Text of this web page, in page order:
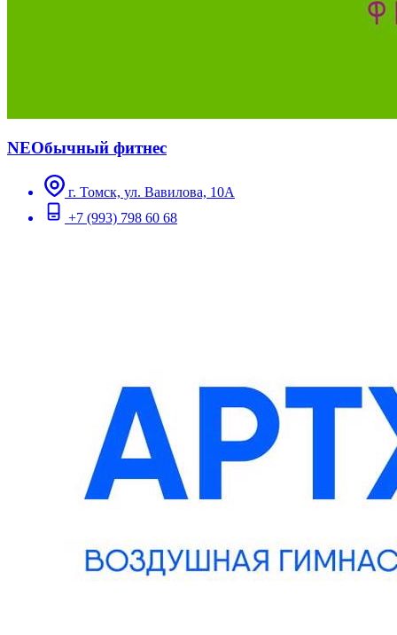
NEOбычный фитнес
г. Томск, ул. Вавилова, 10А
+7 (993) 798 60 68